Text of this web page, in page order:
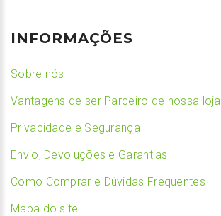
INFORMAÇÕES
Sobre nós
Vantagens de ser Parceiro de nossa loja
Privacidade e Segurança
Envio, Devoluções e Garantias
Como Comprar e Dúvidas Frequentes
Mapa do site